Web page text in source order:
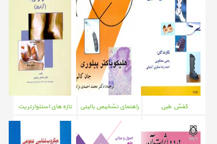
کفش طبی
راهنمای تشخیص بالینی
هلیکو باکترپیلوری
تازه های استئوارتریت
(آرتروز) (موجود نیست)